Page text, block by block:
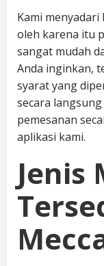
Kami
oleh karena itu
sangat mudah
Anda inginkan,
syarat yang
secara
pemesanan
aplikasi kami.
Jenis